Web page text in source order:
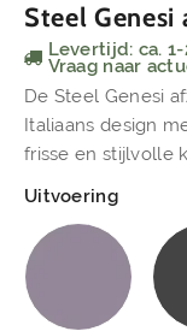
Steel Genesi
Levertijd: ca.
Vraag naar
De Steel Genesi
Italiaans design
frisse en stijlvolle
Uitvoering